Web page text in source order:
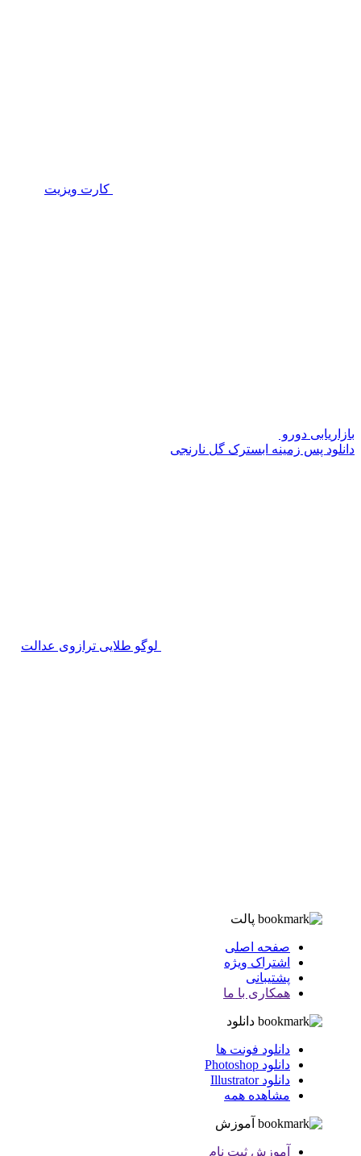
کارت ویزیت
بازاریابی دورو
دانلود پس زمینه ابسترک گل نارنجی
لوگو طلایی ترازوی عدالت
پالت
صفحه اصلی
اشتراک ویژه
پشتیبانی
همکاری با ما
دانلود
دانلود فونت ها
دانلود Photoshop
دانلود Illustrator
مشاهده همه
آموزش
آموزش ثبت نام